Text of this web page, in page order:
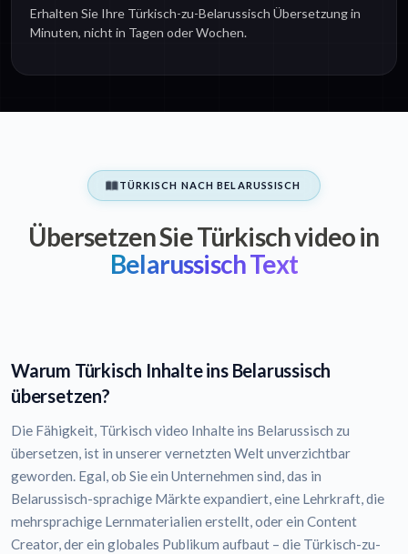
Erhalten Sie Ihre Türkisch-zu-Belarussisch Übersetzung in
Minuten, nicht in Tagen oder Wochen.
TÜRKISCH NACH BELARUSSISCH
Übersetzen Sie Türkisch video in
Belarussisch Text
Warum Türkisch Inhalte ins Belarussisch
übersetzen?
Die Fähigkeit, Türkisch video Inhalte ins Belarussisch zu
übersetzen, ist in unserer vernetzten Welt unverzichtbar
geworden. Egal, ob Sie ein Unternehmen sind, das in
Belarussisch-sprachige Märkte expandiert, eine Lehrkraft, die
mehrsprachige Lernmaterialien erstellt, oder ein Content
Creator, der ein globales Publikum aufbaut – die Türkisch-zu-